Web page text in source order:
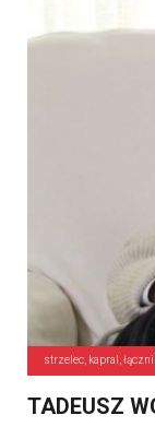
strzelec, kapral,
TADEUSZ